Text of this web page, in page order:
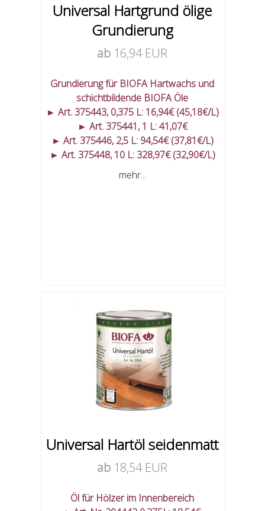
Universal Hartgrund ölige
Grundierung
ab 16,94 EUR
Grundierung für BIOFA Hartwachs und
schichtbildende BIOFA Öle
► Art. 375443, 0,375 L: 16,94€ (45,18€/L)
► Art. 375441, 1 L: 41,07€
► Art. 375446, 2,5 L: 94,54€ (37,81€/L)
► Art. 375448, 10 L: 328,97€ (32,90€/L)
mehr...
Universal Hartöl seidenmatt
ab 18,54 EUR
Öl für Hölzer im Innenbereich